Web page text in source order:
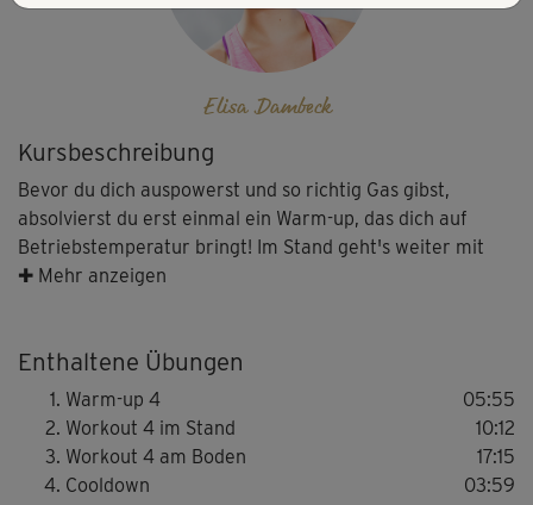
Kursbeschreibung
Bevor du dich auspowerst und so richtig Gas gibst,
absolvierst du erst einmal ein Warm-up, das dich auf
Betriebstemperatur bringt! Im Stand geht's weiter mit
variiertem Marschieren und Kniebeugen. Die Arme
den Beinen nach hinten in den Stütz läufst bzw. springst
(je nach Trainingsstand) und dergleichen mehr machst.
Das zwiebelt ganz schön, ist aber superwirksam! Den
Cooldown am Ende hast du dir wirklich verdient.
✚ Mehr anzeigen
Enthaltene Übungen
Warm-up 4
05:55
Workout 4 im Stand
10:12
Workout 4 am Boden
17:15
Cooldown
03:59
Elisa Dambeck